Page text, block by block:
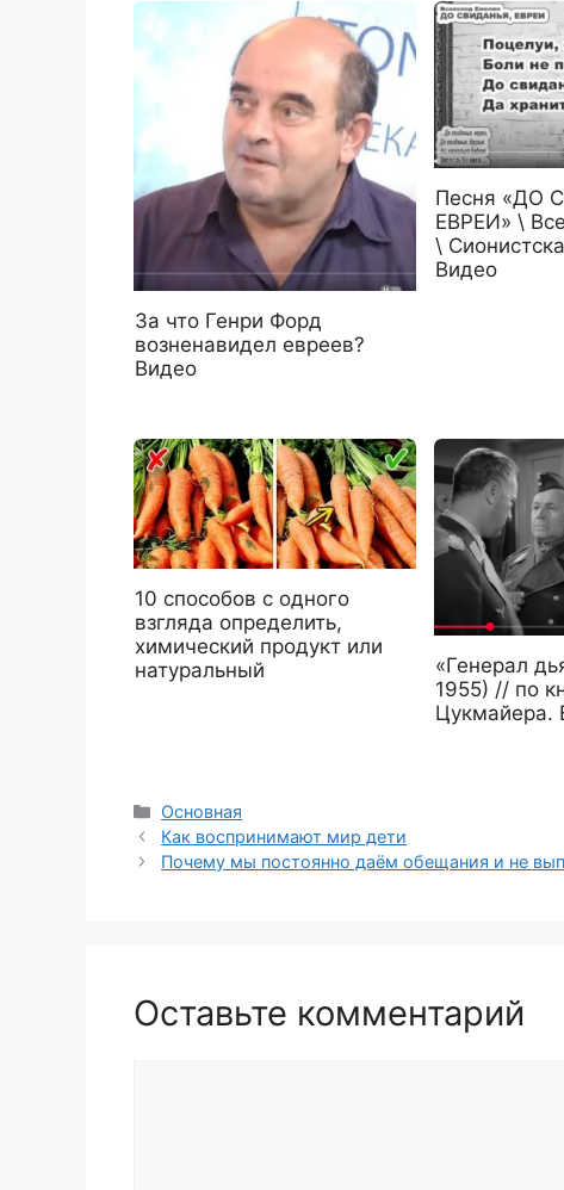
За что Генри Форд
возненавидел евреев?
Видео
Песня «ДО
ЕВРЕИ» \
\
Видео
10 способов с одного
взгляда определить,
химический продукт или
натуральный
«Генерал
1955) // по
Цукмайера.
Рубрики
Основная
Как воспринимают мир дети
Почему мы постоянно даём обещания и не
Оставьте комментарий